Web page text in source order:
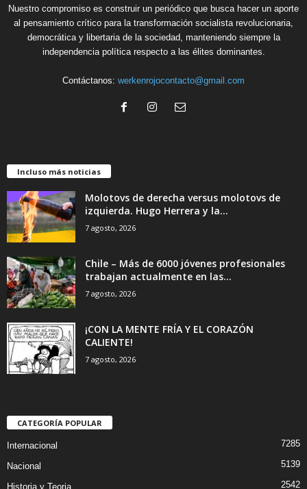
Nuestro compromiso es construir un periódico que busca hacer un aporte
al pensamiento crítico para la transformación socialista revolucionaria,
democrática y libertaria de la sociedad, manteniendo siempre la
independencia política respecto a las élites dominantes.
Contáctanos: werkenrojocontacto@gmail.com
Incluso más noticias
Molotovs de derecha versus molotovs de
izquierda. Hugo Herrera y la...
7 agosto, 2026
Chile – Más de 6000 jóvenes profesionales
trabajan actualmente en las...
7 agosto, 2026
¡CON LA MENTE FRÍA Y EL CORAZÓN
CALIENTE!
7 agosto, 2026
CATEGORÍA POPULAR
Internacional 7285
Nacional 5139
Historia y Teoria 2542